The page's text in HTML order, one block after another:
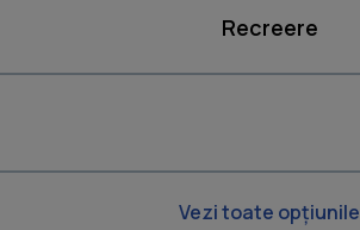
Recreere
Vezi toate opțiunile